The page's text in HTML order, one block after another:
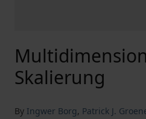
Skalierung
By Ingwer Borg, Patrick J.